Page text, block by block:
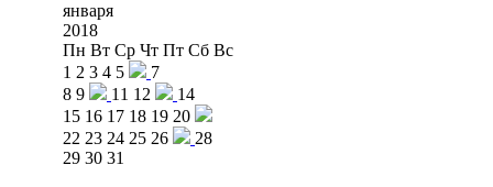
января
2018
Пн Вт Ср Чт Пт Сб Вс
1 2 3 4 5
7
8 9 11 12
14
15 16 17 18 19 20
22 23 24 25 26
28
29 30 31